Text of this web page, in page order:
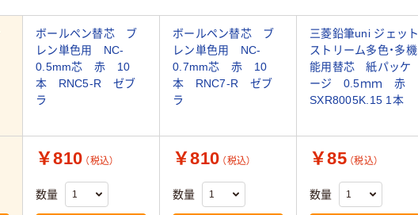
ボールペン替芯 ブ
レン単色用 NC-
0.5mm芯 赤 10
本 RNC5-R ゼブ
ラ
ボールペン替芯 ブ
レン単色用 NC-
0.7mm芯 赤 10
本 RNC7-R ゼブ
ラ
三菱鉛筆uni ジェット
ストリーム多色・多機
能用替芯 紙パッケ
ージ 0.5ｍｍ 赤
SXR8005K.15 1本
￥810 （税込）
数量
￥810 （税込）
数量
￥85 （税込）
数量